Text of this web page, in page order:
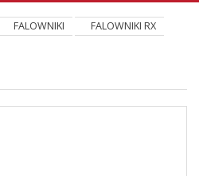
FALOWNIKI
FALOWNIKI RX